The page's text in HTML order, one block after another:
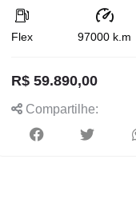
Flex 97000 k.m
R$ 59.890,00
Compartilhe: